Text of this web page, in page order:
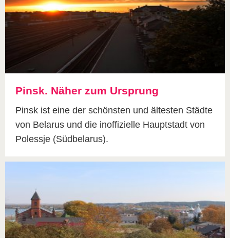
Pinsk. Näher zum Ursprung
Pinsk ist eine der schönsten und ältesten Städte
von Belarus und die inoffizielle Hauptstadt von
Polessje (Südbelarus).